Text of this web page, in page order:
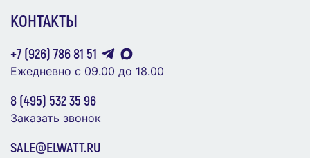
Реле контроля фаз RKF-37 PROxima EKF rkf-37
КОНТАКТЫ
+7 (926) 786 81 51
Ежедневно с 09.00 до 18.00
8 (495) 532 35 96
Заказать звонок
SALE@ELWATT.RU